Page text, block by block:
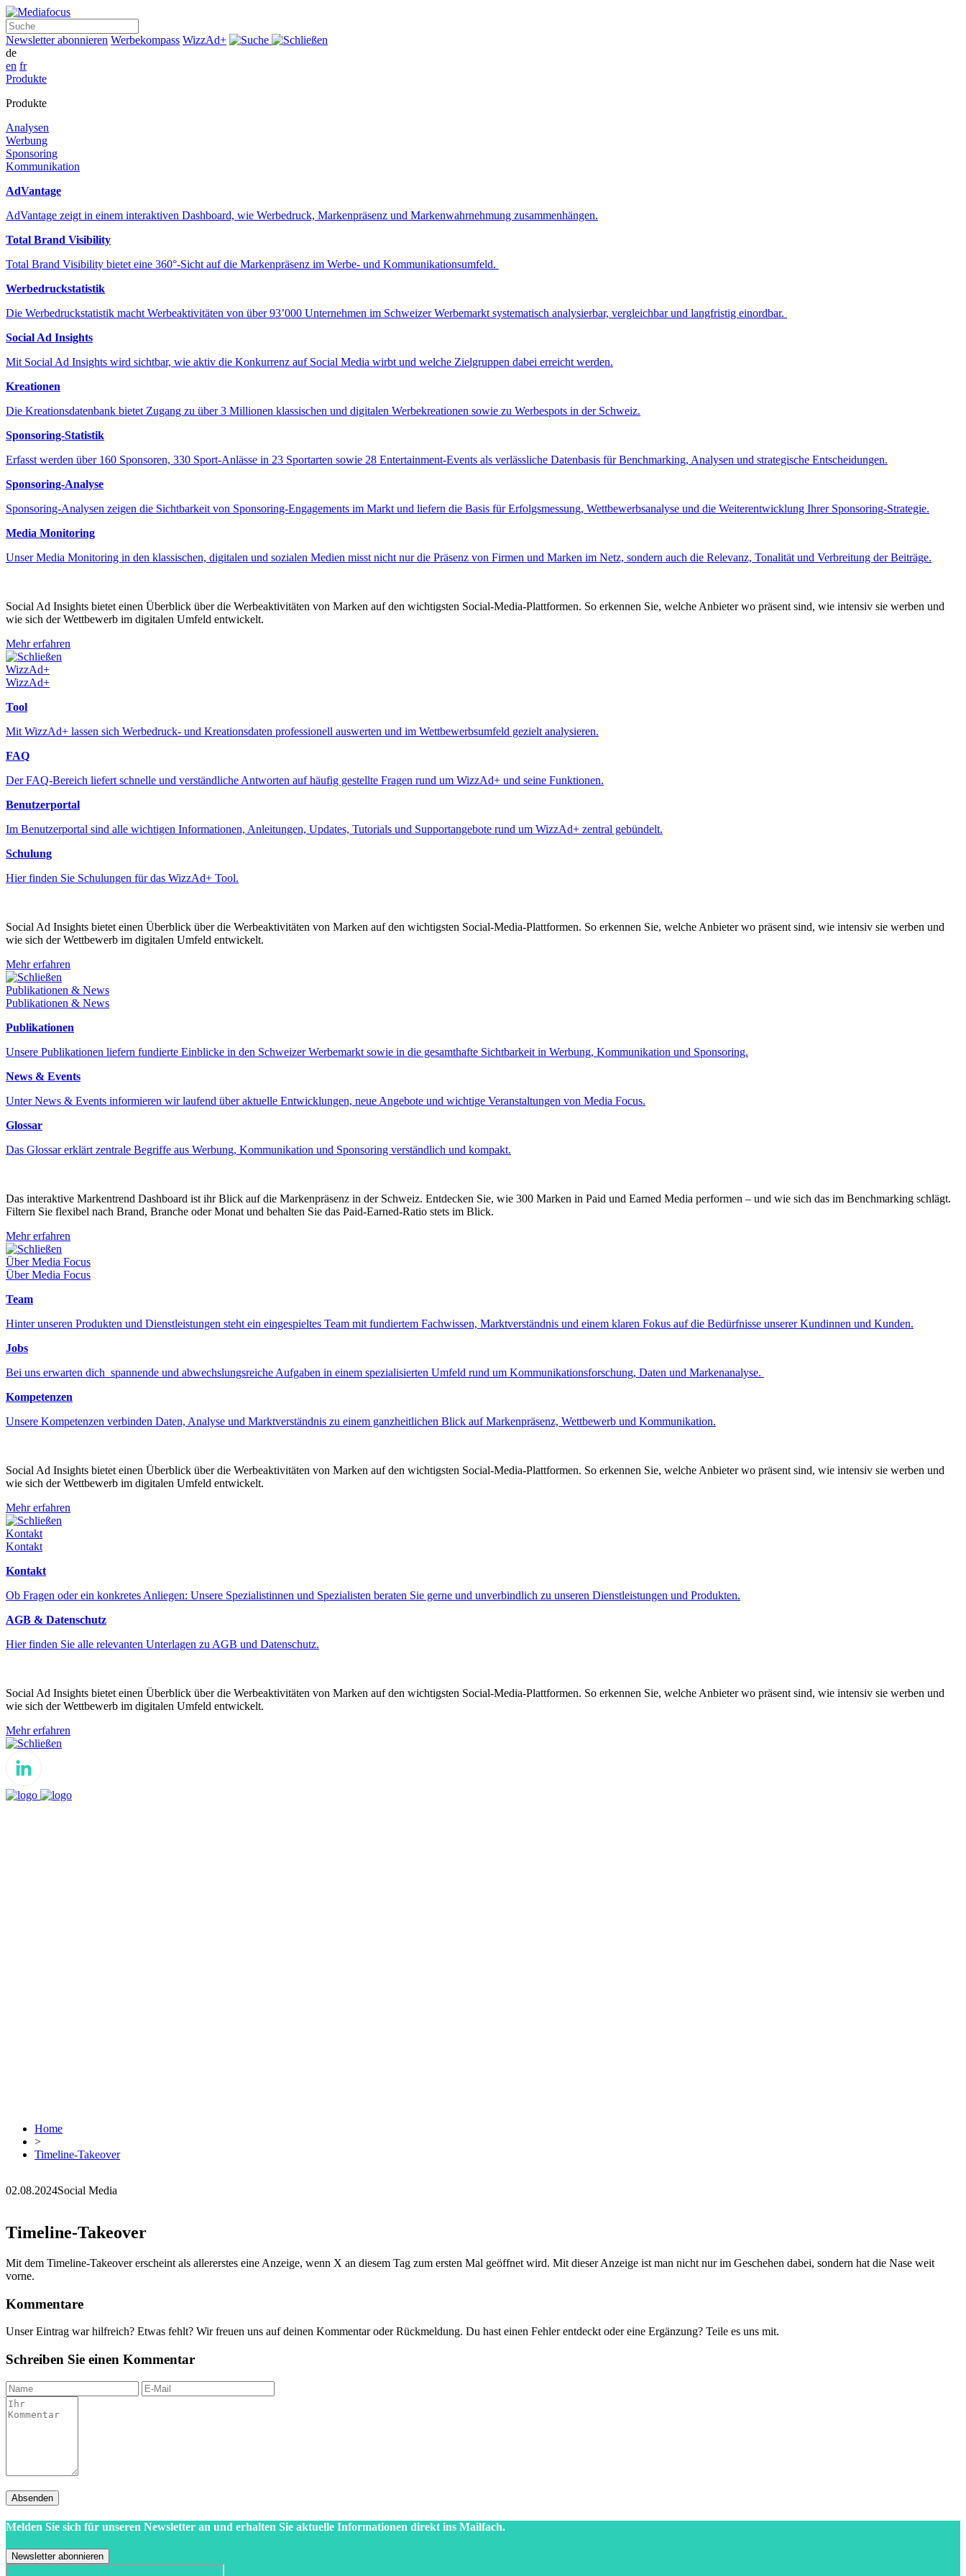
Newsletter abonnieren Werbekompass WizzAd+ Suche
de
en fr
Produkte
Produkte
Analysen
Werbung
Sponsoring
Kommunikation
AdVantage
AdVantage zeigt in einem interaktiven Dashboard, wie Werbedruck, Markenpräsenz und Markenwahrnehmung zusammenhängen.
Total Brand Visibility
Total Brand Visibility bietet eine 360°-Sicht auf die Markenpräsenz im Werbe- und Kommunikationsumfeld.
Werbedruckstatistik
Die Werbedruckstatistik macht Werbeaktivitäten von über 93’000 Unternehmen im Schweizer Werbemarkt systematisch analysierbar, vergleichbar und langfristig einordbar.
Social Ad Insights
Mit Social Ad Insights wird sichtbar, wie aktiv die Konkurrenz auf Social Media wirbt und welche Zielgruppen dabei erreicht werden.
Kreationen
Die Kreationsdatenbank bietet Zugang zu über 3 Millionen klassischen und digitalen Werbekreationen sowie zu Werbespots in der Schweiz.
Sponsoring-Statistik
Erfasst werden über 160 Sponsoren, 330 Sport-Anlässe in 23 Sportarten sowie 28 Entertainment-Events als verlässliche Datenbasis für Benchmarking, Analysen und strategische Entscheidungen.
Sponsoring-Analyse
Sponsoring-Analysen zeigen die Sichtbarkeit von Sponsoring-Engagements im Markt und liefern die Basis für Erfolgsmessung, Wettbewerbsanalyse und die Weiterentwicklung Ihrer Sponsoring-Strategie.
Media Monitoring
Unser Media Monitoring in den klassischen, digitalen und sozialen Medien misst nicht nur die Präsenz von Firmen und Marken im Netz, sondern auch die Relevanz, Tonalität und Verbreitung der Beiträge.
Social Ad Insights bietet einen Überblick über die Werbeaktivitäten von Marken auf den wichtigsten Social-Media-Plattformen. So erkennen Sie, welche Anbieter wo präsent sind, wie intensiv sie werben und
wie sich der Wettbewerb im digitalen Umfeld entwickelt.
Mehr erfahren
Schließen
WizzAd+
WizzAd+
Tool
Mit WizzAd+ lassen sich Werbedruck- und Kreationsdaten professionell auswerten und im Wettbewerbsumfeld gezielt analysieren.
FAQ
Der FAQ-Bereich liefert schnelle und verständliche Antworten auf häufig gestellte Fragen rund um WizzAd+ und seine Funktionen.
Benutzerportal
Im Benutzerportal sind alle wichtigen Informationen, Anleitungen, Updates, Tutorials und Supportangebote rund um WizzAd+ zentral gebündelt.
Schulung
Hier finden Sie Schulungen für das WizzAd+ Tool.
Social Ad Insights bietet einen Überblick über die Werbeaktivitäten von Marken auf den wichtigsten Social-Media-Plattformen. So erkennen Sie, welche Anbieter wo präsent sind, wie intensiv sie werben und
wie sich der Wettbewerb im digitalen Umfeld entwickelt.
Mehr erfahren
Schließen
Publikationen & News
Publikationen & News
Publikationen
Unsere Publikationen liefern fundierte Einblicke in den Schweizer Werbemarkt sowie in die gesamthafte Sichtbarkeit in Werbung, Kommunikation und Sponsoring.
News & Events
Unter News & Events informieren wir laufend über aktuelle Entwicklungen, neue Angebote und wichtige Veranstaltungen von Media Focus.
Glossar
Das Glossar erklärt zentrale Begriffe aus Werbung, Kommunikation und Sponsoring verständlich und kompakt.
Das interaktive Markentrend Dashboard ist ihr Blick auf die Markenpräsenz in der Schweiz. Entdecken Sie, wie 300 Marken in Paid und Earned Media performen – und wie sich das im Benchmarking schlägt.
Filtern Sie flexibel nach Brand, Branche oder Monat und behalten Sie das Paid-Earned-Ratio stets im Blick.
Mehr erfahren
Schließen
Über Media Focus
Über Media Focus
Team
Hinter unseren Produkten und Dienstleistungen steht ein eingespieltes Team mit fundiertem Fachwissen, Marktverständnis und einem klaren Fokus auf die Bedürfnisse unserer Kundinnen und Kunden.
Jobs
Bei uns erwarten dich spannende und abwechslungsreiche Aufgaben in einem spezialisierten Umfeld rund um Kommunikationsforschung, Daten und Markenanalyse.
Kompetenzen
Unsere Kompetenzen verbinden Daten, Analyse und Marktverständnis zu einem ganzheitlichen Blick auf Markenpräsenz, Wettbewerb und Kommunikation.
Social Ad Insights bietet einen Überblick über die Werbeaktivitäten von Marken auf den wichtigsten Social-Media-Plattformen. So erkennen Sie, welche Anbieter wo präsent sind, wie intensiv sie werben und
wie sich der Wettbewerb im digitalen Umfeld entwickelt.
Mehr erfahren
Schließen
Kontakt
Kontakt
Kontakt
Ob Fragen oder ein konkretes Anliegen: Unsere Spezialistinnen und Spezialisten beraten Sie gerne und unverbindlich zu unseren Dienstleistungen und Produkten.
AGB & Datenschutz
Hier finden Sie alle relevanten Unterlagen zu AGB und Datenschutz.
Social Ad Insights bietet einen Überblick über die Werbeaktivitäten von Marken auf den wichtigsten Social-Media-Plattformen. So erkennen Sie, welche Anbieter wo präsent sind, wie intensiv sie werben und
wie sich der Wettbewerb im digitalen Umfeld entwickelt.
Mehr erfahren
Schließen
Home
>
Timeline-Takeover
02.08.2024Social Media
Timeline-Takeover
Mit dem Timeline-Takeover erscheint als allererstes eine Anzeige, wenn X an diesem Tag zum ersten Mal geöffnet wird. Mit dieser Anzeige ist man nicht nur im Geschehen dabei, sondern hat die Nase weit
vorne.
Kommentare
Unser Eintrag war hilfreich? Etwas fehlt? Wir freuen uns auf deinen Kommentar oder Rückmeldung. Du hast einen Fehler entdeckt oder eine Ergänzung? Teile es uns mit.
Schreiben Sie einen Kommentar
Absenden
Melden Sie sich für unseren Newsletter an und erhalten Sie aktuelle Informationen direkt ins Mailfach.